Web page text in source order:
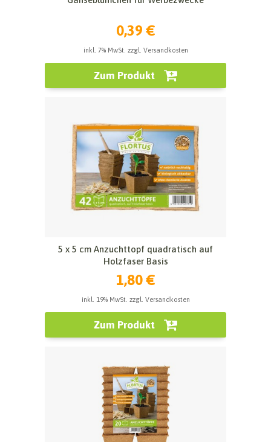
0,39 €
inkl. 7% MwSt. zzgl. Versandkosten
Zum Produkt
5 x 5 cm Anzuchttopf quadratisch auf
Holzfaser Basis
1,80 €
inkl. 19% MwSt. zzgl. Versandkosten
Zum Produkt